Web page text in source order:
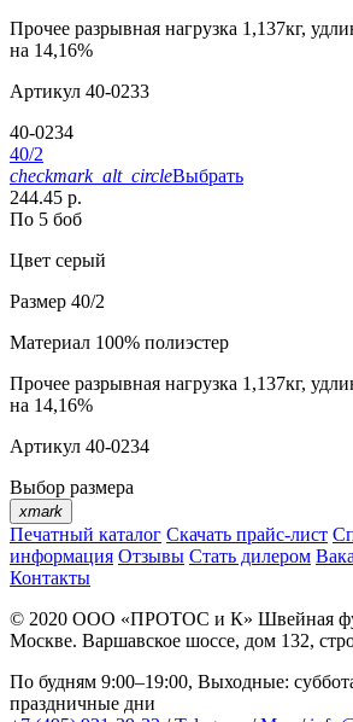
Прочее разрывная нагрузка 1,137кг,
на 14,16%
Артикул 40-0233
40-0234
40/2
checkmark_alt_circleВыбрать
244.45 р.
По 5 боб
Цвет серый
Размер 40/2
Материал 100% полиэстер
Прочее разрывная нагрузка 1,137кг,
на 14,16%
Артикул 40-0234
Выбор размера
xmark
Печатный каталог Скачать прайс-лист
информация Отзывы Стать дилером
Контакты
© 2020 ООО «ПРОТОС и К» Швейная
Москве. Варшавское шоссе, дом 132,
По будням 9:00–19:00, Выходные:
праздничные дни